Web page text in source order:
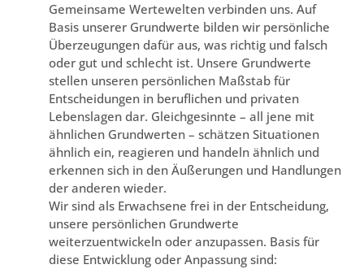
Gemeinsame Wertewelten verbinden uns. Auf
Basis unserer Grundwerte bilden wir persönliche
Überzeugungen dafür aus, was richtig und falsch
oder gut und schlecht ist. Unsere Grundwerte
stellen unseren persönlichen Maßstab für
Entscheidungen in beruflichen und privaten
Lebenslagen dar. Gleichgesinnte – all jene mit
ähnlichen Grundwerten – schätzen Situationen
ähnlich ein, reagieren und handeln ähnlich und
erkennen sich in den Äußerungen und Handlungen
der anderen wieder.
Wir sind als Erwachsene frei in der Entscheidung,
unsere persönlichen Grundwerte
weiterzuentwickeln oder anzupassen. Basis für
diese Entwicklung oder Anpassung sind: